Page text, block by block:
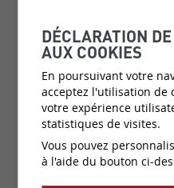
WOODY
COLLECTION:
Matière:Intissé
Catégorie de prix: C3
Fabricant:Les
Vendu par:
DÉCLARATION
AUX COOKIES
En poursuivant votre
acceptez l'utilisation de
votre expérience
statistiques de visites.
Vous pouvez
à l'aide du bouton ci-